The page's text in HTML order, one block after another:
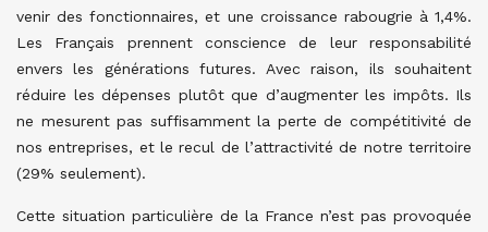
venir des fonctionnaires, et une croissance rabougrie à 1,4%.
Les Français prennent conscience de leur responsabilité
envers les générations futures. Avec raison, ils souhaitent
réduire les dépenses plutôt que d’augmenter les impôts. Ils
ne mesurent pas suffisamment la perte de compétitivité de
nos entreprises, et le recul de l’attractivité de notre territoire
(29% seulement).
Cette situation particulière de la France n’est pas provoquée